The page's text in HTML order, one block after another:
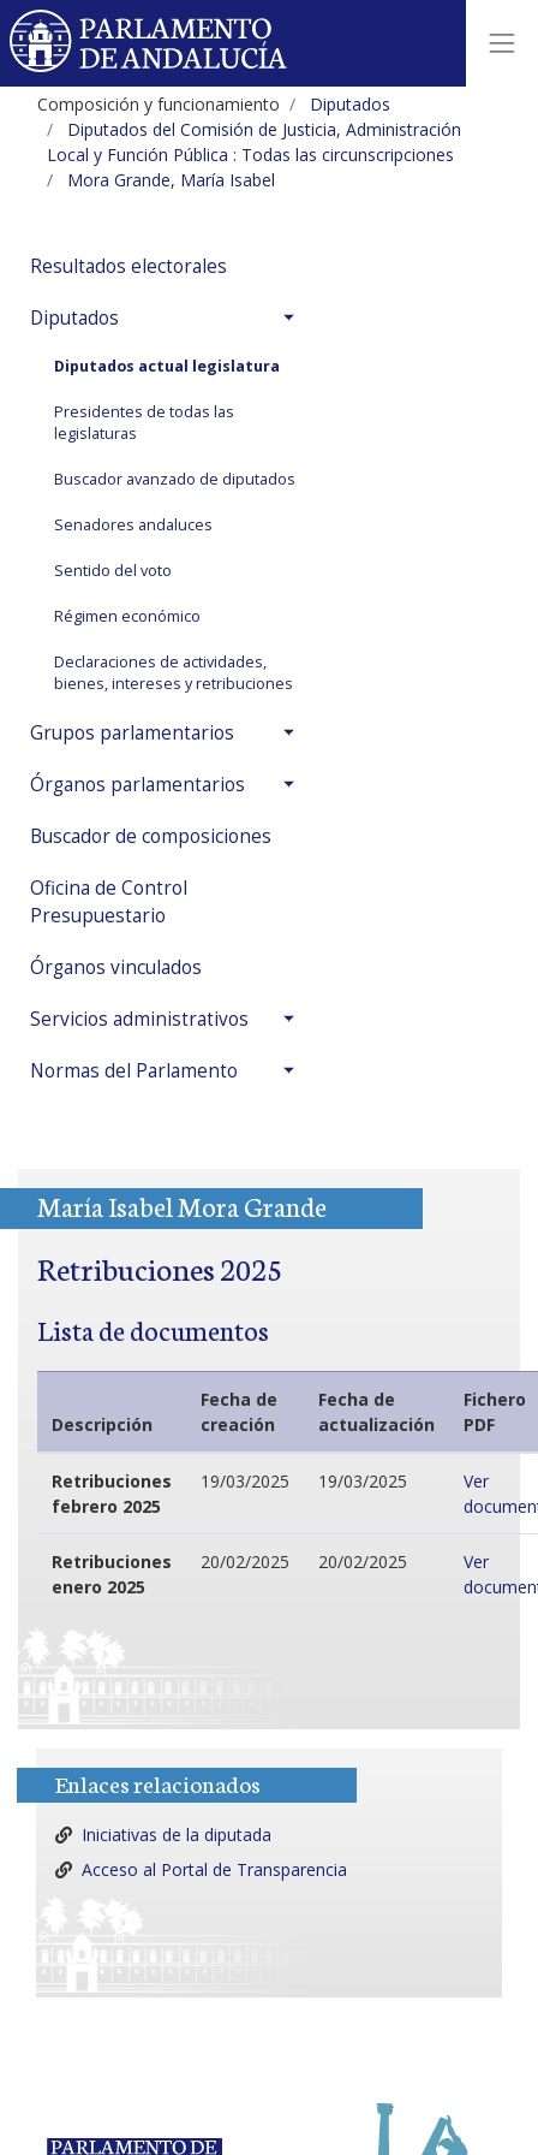
Composición y funcionamiento
Diputados
Diputados del Comisión de Justicia, Administración
Local y Función Pública : Todas las circunscripciones
Mora Grande, María Isabel
Resultados electorales
Diputados
Diputados actual legislatura
Presidentes de todas las
legislaturas
Buscador avanzado de diputados
Senadores andaluces
Sentido del voto
Régimen económico
Declaraciones de actividades,
bienes, intereses y retribuciones
Grupos parlamentarios
Órganos parlamentarios
Buscador de composiciones
Oficina de Control
Presupuestario
Órganos vinculados
Servicios administrativos
Normas del Parlamento
María Isabel Mora Grande
Retribuciones 2025
Lista de documentos
Descripción
Fecha de
creación
Fecha de
actualización
Fichero
PDF
Retribuciones
febrero 2025
19/03/2025 19/03/2025
Ver
Retribuciones
enero 2025
20/02/2025 20/02/2025
Ver
Enlaces relacionados
Iniciativas de la diputada
Acceso al Portal de Transparencia